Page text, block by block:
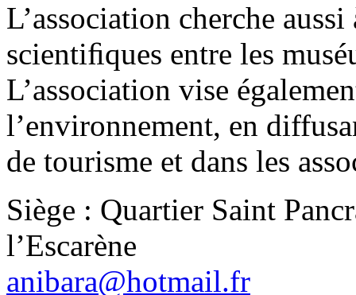
L’association cherche
scientiﬁques entre les
L’association vise
l’environnement, en
de tourisme et dans les
Siège : Quartier Saint
l’Escarène
anibara@hotmail.fr